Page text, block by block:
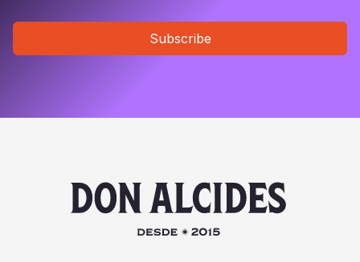
Subscribe